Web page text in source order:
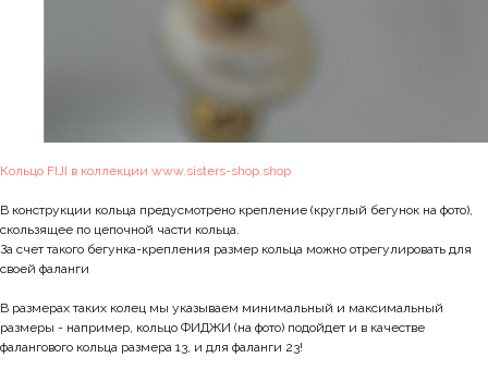
Кольцо FIJI в коллекции www.sisters-shop.shop
В конструкции кольца предусмотрено крепление (круглый бегунок на фото),
скользящее по цепочной части кольца.
За счет такого бегунка-крепления размер кольца можно отрегулировать для
своей фаланги
В размерах таких колец мы указываем минимальный и максимальный
размеры - например, кольцо ФИДЖИ (на фото) подойдет и в качестве
фалангового кольца размера 13, и для фаланги 23!